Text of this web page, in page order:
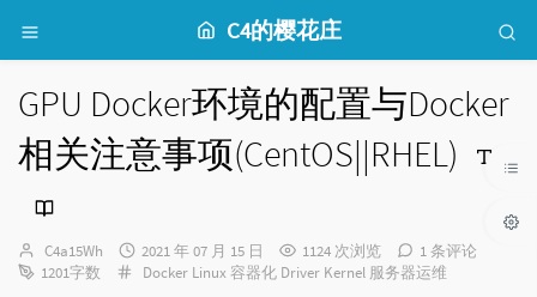
C4的樱花庄
GPU Docker环境的配置与Docker
相关注意事项(CentOS||RHEL)
博
主：
C4a15Wh
发
布
2021 年 07 月 15 日 1124 次浏览
1 条评论
1201字数
分
Docker Linux 容器化 Driver Kernel 服务器运维